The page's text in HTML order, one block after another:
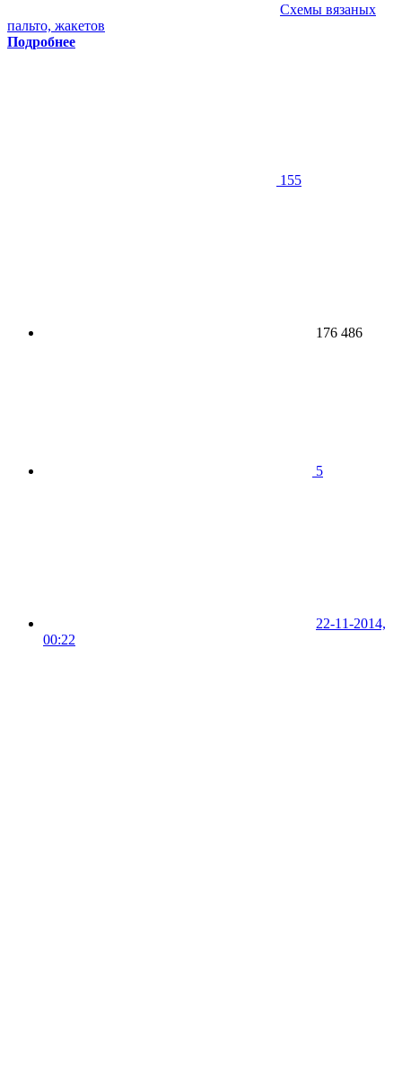
Схемы вязаных
пальто, жакетов
Подробнее
155
176 486
5
22-11-2014,
00:22